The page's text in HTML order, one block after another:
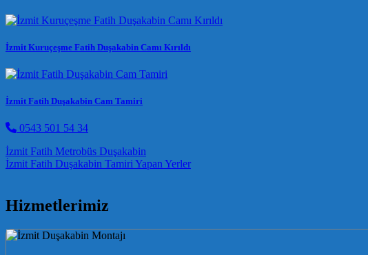
İzmit Kuruçeşme Fatih Duşakabin Camı Kırıldı
İzmit Fatih Duşakabin Cam Tamiri
0543 501 54 34
Post navigation
İzmit Fatih Metrobüs Duşakabin
İzmit Fatih Duşakabin Tamiri Yapan Yerler
Hizmetlerimiz